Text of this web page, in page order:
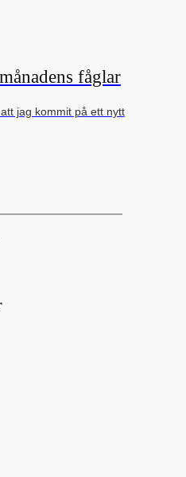
fåglar
jag kommit på ett nytt